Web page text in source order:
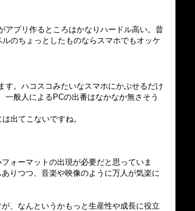
アプリ作るところはかなりハードル高い。昔
のちょっとしたものならスマホでもオッケ
。ハコスコみたいなスマホにかぶせるだけ
般人によるPCの出番はなかなか無さそう
出てこないですね。
ォーマットの出現が必要だと思っていま
りつつ、音楽や映像のように万人が気楽に
、なんというかもっと生産性や成長に役立